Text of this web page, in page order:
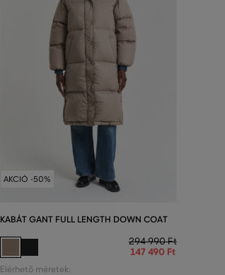
AKCIÓ -50%
KABÁT GANT FULL LENGTH DOWN COAT
294 990 Ft
147 490 Ft
Elérhető méretek: